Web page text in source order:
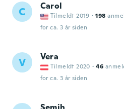
C Carol
Tilmeldt 2019 · 198
for ca. 3 år siden
V Vera
Tilmeldt 2020 · 46
for ca. 3 år siden